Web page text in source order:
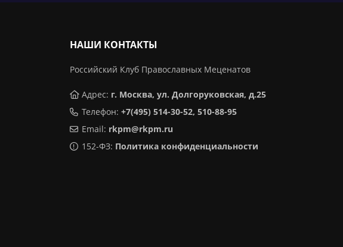
НАШИ КОНТАКТЫ
Российский Клуб Православных Меценатов
Адрес: г. Москва, ул. Долгоруковская, д.25
Телефон: +7(495) 514-30-52, 510-88-95
Email: rkpm@rkpm.ru
152-ФЗ: Политика конфиденциальности